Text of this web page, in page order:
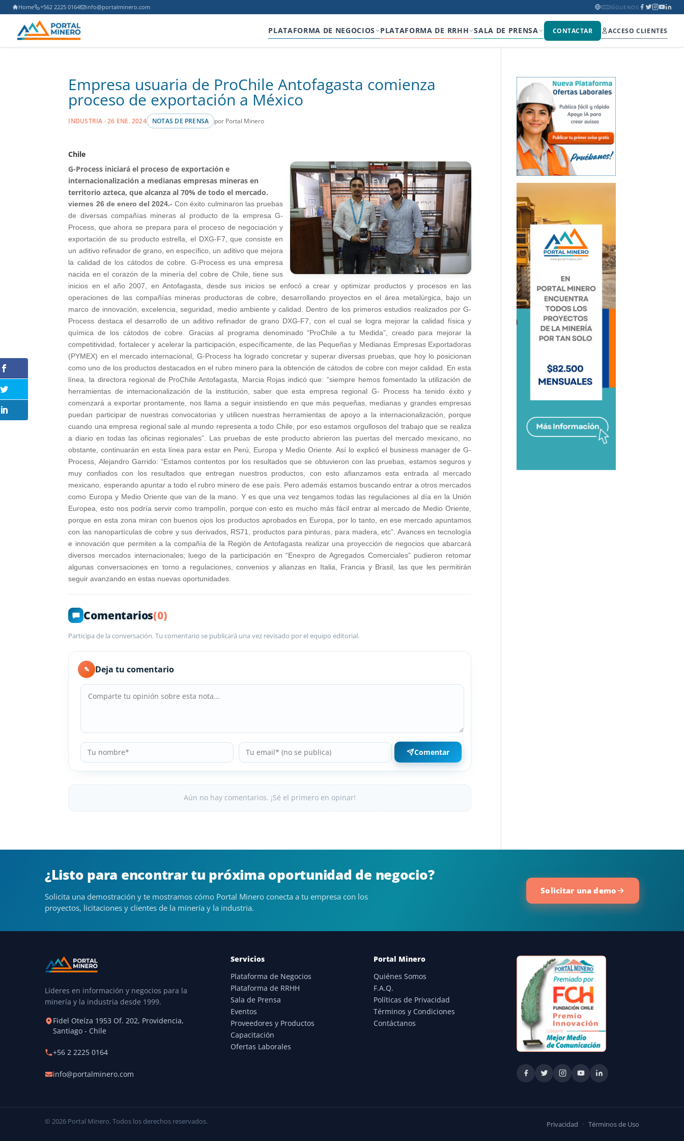
Home +562 2225 0164 info@portalminero.com SÍGUENOS
PLATAFORMA DE NEGOCIOS PLATAFORMA DE RRHH SALA DE PRENSA CONTACTAR ACCESO CLIENTES
Empresa usuaria de ProChile Antofagasta comienza
proceso de exportación a México
INDUSTRIA · 26 ENE. 2024 NOTAS DE PRENSA por Portal Minero
Chile
G-Process iniciará el proceso de exportación e
internacionalización a medianas empresas mineras en
territorio azteca, que alcanza al 70% de todo el mercado.
viernes 26 de enero del 2024.- Con éxito culminaron las pruebas
de diversas compañías mineras al producto de la empresa G-
Process, que ahora se prepara para el proceso de negociación y
exportación de su producto estrella, el DXG-F7, que consiste en
un aditivo refinador de grano, en específico, un aditivo que mejora
la calidad de los cátodos de cobre. G-Process es una empresa
nacida en el corazón de la minería del cobre de Chile, tiene sus
inicios en el año 2007, en Antofagasta, desde sus inicios se enfocó a crear y optimizar productos y procesos en las
operaciones de las compañías mineras productoras de cobre, desarrollando proyectos en el área metalúrgica, bajo un
marco de innovación, excelencia, seguridad, medio ambiente y calidad. Dentro de los primeros estudios realizados por G-
Process destaca el desarrollo de un aditivo refinador de grano DXG-F7, con el cual se logra mejorar la calidad física y
química de los cátodos de cobre. Gracias al programa denominado “ProChile a tu Medida”, creado para mejorar la
competitividad, fortalecer y acelerar la participación, específicamente, de las Pequeñas y Medianas Empresas Exportadoras
(PYMEX) en el mercado internacional, G-Process ha logrado concretar y superar diversas pruebas, que hoy lo posicionan
como uno de los productos destacados en el rubro minero para la obtención de cátodos de cobre con mejor calidad. En esta
línea, la directora regional de ProChile Antofagasta, Marcia Rojas indicó que: “siempre hemos fomentado la utilización de
herramientas de internacionalización de la institución, saber que esta empresa regional G- Process ha tenido éxito y
comenzará a exportar prontamente, nos llama a seguir insistiendo en que más pequeñas, medianas y grandes empresas
puedan participar de nuestras convocatorias y utilicen nuestras herramientas de apoyo a la internacionalización, porque
cuando una empresa regional sale al mundo representa a todo Chile, por eso estamos orgullosos del trabajo que se realiza
a diario en todas las oficinas regionales”. Las pruebas de este producto abrieron las puertas del mercado mexicano, no
obstante, continuarán en esta línea para estar en Perú, Europa y Medio Oriente. Así lo explicó el business manager de G-
Process, Alejandro Garrido: “Estamos contentos por los resultados que se obtuvieron con las pruebas, estamos seguros y
muy confiados con los resultados que entregan nuestros productos, con esto afianzamos esta entrada al mercado
mexicano, esperando apuntar a todo el rubro minero de ese país. Pero además estamos buscando entrar a otros mercados
como Europa y Medio Oriente que van de la mano. Y es que una vez tengamos todas las regulaciones al día en la Unión
Europea, esto nos podría servir como trampolín, porque con esto es mucho más fácil entrar al mercado de Medio Oriente,
porque en esta zona miran con buenos ojos los productos aprobados en Europa, por lo tanto, en ese mercado apuntamos
con las nanopartículas de cobre y sus derivados, RS71, productos para pinturas, para madera, etc”. Avances en tecnología
e innovación que permiten a la compañía de la Región de Antofagasta realizar una proyección de negocios que abarcará
diversos mercados internacionales; luego de la participación en “Enexpro de Agregados Comerciales” pudieron retomar
algunas conversaciones en torno a regulaciones, convenios y alianzas en Italia, Francia y Brasil, las que les permitirán
seguir avanzando en estas nuevas oportunidades.
Comentarios(0)
Participa de la conversación. Tu comentario se publicará una vez revisado por el equipo editorial.
✎ Deja tu comentario
Comentar
Aún no hay comentarios. ¡Sé el primero en opinar!
¿Listo para encontrar tu próxima oportunidad de negocio?
Solicita una demostración y te mostramos cómo Portal Minero conecta a tu empresa con los
proyectos, licitaciones y clientes de la minería y la industria.
Solicitar una demo
Líderes en información y negocios para la
minería y la industria desde 1999.
Fidel Oteíza 1953 Of. 202, Providencia,
Santiago - Chile
+56 2 2225 0164
info@portalminero.com
Servicios
Plataforma de Negocios
Plataforma de RRHH
Sala de Prensa
Eventos
Proveedores y Productos
Capacitación
Ofertas Laborales
Portal Minero
Quiénes Somos
F.A.Q.
Políticas de Privacidad
Términos y Condiciones
Contáctanos
© 2026 Portal Minero. Todos los derechos reservados. Privacidad · Términos de Uso